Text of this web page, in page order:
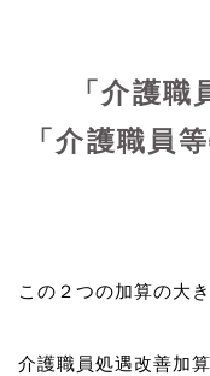
「介護
「介護職員
この２つの加算の大
介護職員処遇改善加